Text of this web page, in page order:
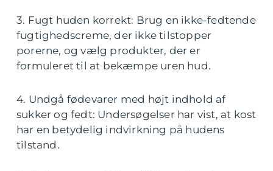
3. Fugt huden korrekt: Brug en ikke-fedtende
fugtighedscreme, der ikke tilstopper
porerne, og vælg produkter, der er
formuleret til at bekæmpe uren hud.
4. Undgå fødevarer med højt indhold af
sukker og fedt: Undersøgelser har vist, at kost
har en betydelig indvirkning på hudens
tilstand.